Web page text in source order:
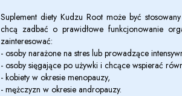
Suplement diety Kudzu Root może być
chcą zadbać o prawidłowe funkcjonowanie
zainteresować:
- osoby narażone na stres lub prowadzące
- osoby sięgające po używki i chcące wspierać
- kobiety w okresie menopauzy,
- mężczyzn w okresie andropauzy.